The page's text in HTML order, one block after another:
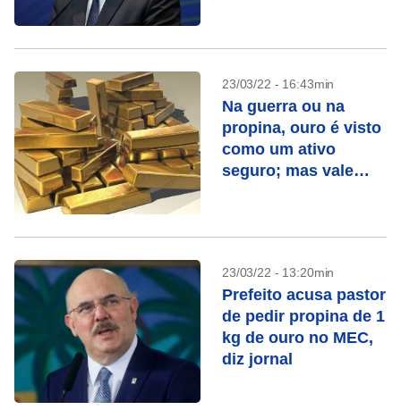
23/03/22 - 16:43min
Na guerra ou na
propina, ouro é visto
como um ativo
seguro; mas vale
23/03/22 - 13:20min
Prefeito acusa pastor
de pedir propina de 1
kg de ouro no MEC,
diz jornal